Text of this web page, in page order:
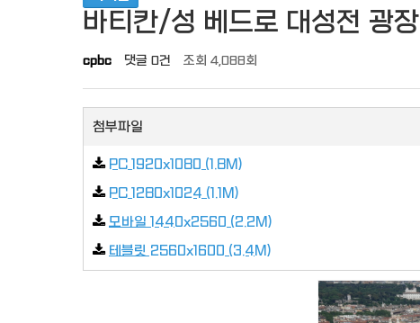
바티칸/성 베드로 대성전 광장
cpbc 댓글 0건 조회 4,088회
첨부파일
PC 1920x1080 (1.8M)
PC 1280x1024 (1.1M)
모바일 1440x2560 (2.2M)
테블릿 2560x1600 (3.4M)